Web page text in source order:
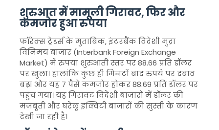
शुरुआत में मामूली गिरावट, फिर और
कमजोर हुआ रुपया
फॉरेक्स ट्रेडर्स के मुताबिक, इंटरबैंक विदेशी मुद्रा
विनिमय बाजार (Interbank Foreign Exchange
Market) में रुपया शुरुआती स्तर पर 88.66 प्रति डॉलर
पर खुला। हालांकि कुछ ही मिनटों बाद रुपये पर दबाव
बढ़ा और यह 7 पैसे कमजोर होकर 88.69 प्रति डॉलर पर
पहुंच गया। यह गिरावट विदेशी बाजारों में डॉलर की
मजबूती और घरेलू इक्विटी बाजारों की सुस्ती के कारण
देखी जा रही है।